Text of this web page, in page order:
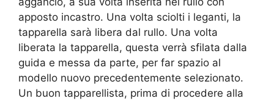
apposto incastro. Una volta sciolti i leganti, la
tapparella sarà libera dal rullo. Una volta
liberata la tapparella, questa verrà sfilata dalla
guida e messa da parte, per far spazio al
modello nuovo precedentemente selezionato.
Un buon tapparellista, prima di procedere alla